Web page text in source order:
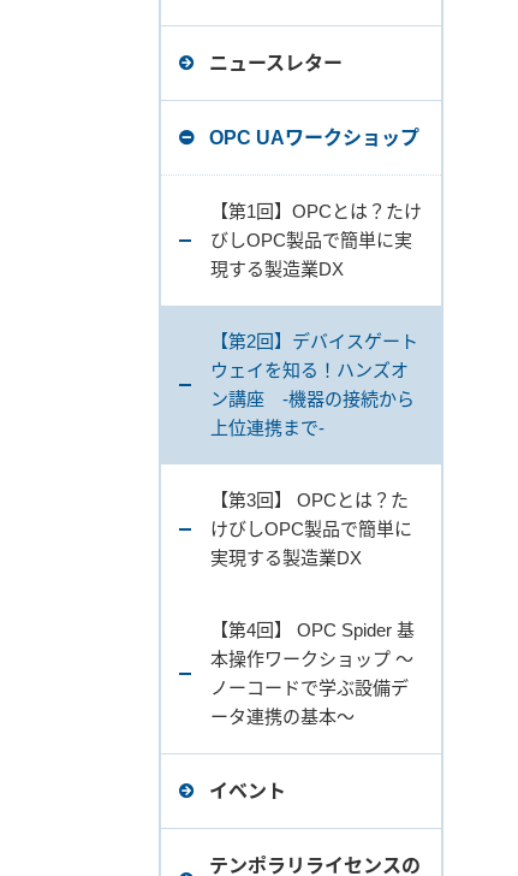
ニュースレター
OPC UAワークショップ
【第1回】OPCとは？たけ
びしOPC製品で簡単に実
現する製造業DX
【第2回】デバイスゲート
ウェイを知る！ハンズオ
ン講座 -機器の接続から
上位連携まで-
【第3回】 OPCとは？た
けびしOPC製品で簡単に
実現する製造業DX
【第4回】 OPC Spider 基
本操作ワークショップ ～
ノーコードで学ぶ設備デ
ータ連携の基本～
イベント
テンポラリライセンスの